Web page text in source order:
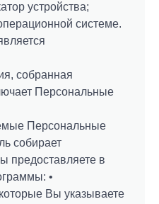
устройства;
системе.
собранная
Персональные
Персональные
собирает
предоставляете в
•
Вы указываете